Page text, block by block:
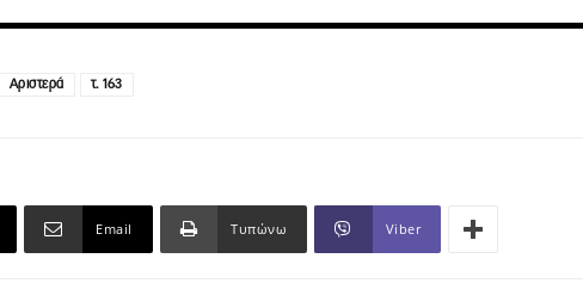
Αριστερά τ. 163
Email Τυπώνω Viber